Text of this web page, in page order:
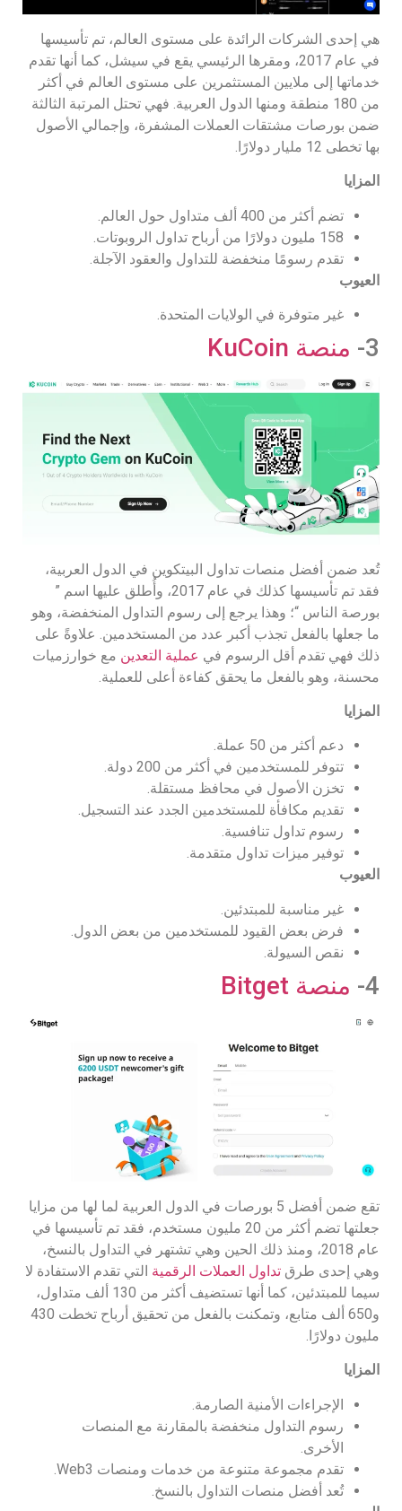
هي إحدى الشركات الرائدة على مستوى العالم، تم تأسيسها
في عام 2017، ومقرها الرئيسي يقع في سيشل، كما أنها تقدم
خدماتها إلى ملايين المستثمرين على مستوى العالم في أكثر
من 180 منطقة ومنها الدول العربية. فهي تحتل المرتبة الثالثة
ضمن بورصات مشتقات العملات المشفرة، وإجمالي الأصول
بها تخطى 12 مليار دولارًا.
المزايا
تضم أكثر من 400 ألف متداول حول العالم.
158 مليون دولارًا من أرباح تداول الروبوتات.
تقدم رسومًا منخفضة للتداول والعقود الآجلة.
العيوب
غير متوفرة في الولايات المتحدة.
3- منصة KuCoin
تُعد ضمن أفضل منصات تداول البيتكوين في الدول العربية،
فقد تم تأسيسها كذلك في عام 2017، وأُطلق عليها اسم ”
بورصة الناس “؛ وهذا يرجع إلى رسوم التداول المنخفضة، وهو
ما جعلها بالفعل تجذب أكبر عدد من المستخدمين. علاوةً على
ذلك فهي تقدم أقل الرسوم في عملية التعدين مع خوارزميات
محسنة، وهو بالفعل ما يحقق كفاءة أعلى للعملية.
المزايا
دعم أكثر من 50 عملة.
تتوفر للمستخدمين في أكثر من 200 دولة.
تخزن الأصول في محافظ مستقلة.
تقديم مكافأة للمستخدمين الجدد عند التسجيل.
رسوم تداول تنافسية.
توفير ميزات تداول متقدمة.
العيوب
غير مناسبة للمبتدئين.
فرض بعض القيود للمستخدمين من بعض الدول.
نقص السيولة.
4- منصة Bitget
تقع ضمن أفضل 5 بورصات في الدول العربية لما لها من مزايا
جعلتها تضم أكثر من 20 مليون مستخدم، فقد تم تأسيسها في
عام 2018، ومنذ ذلك الحين وهي تشتهر في التداول بالنسخ،
وهي إحدى طرق تداول العملات الرقمية التي تقدم الاستفادة لا
سيما للمبتدئين، كما أنها تستضيف أكثر من 130 ألف متداول،
و650 ألف متابع، وتمكنت بالفعل من تحقيق أرباح تخطت 430
مليون دولارًا.
المزايا
الإجراءات الأمنية الصارمة.
رسوم التداول منخفضة بالمقارنة مع المنصات
الأخرى.
تقدم مجموعة متنوعة من خدمات ومنصات Web3.
تُعد أفضل منصات التداول بالنسخ.